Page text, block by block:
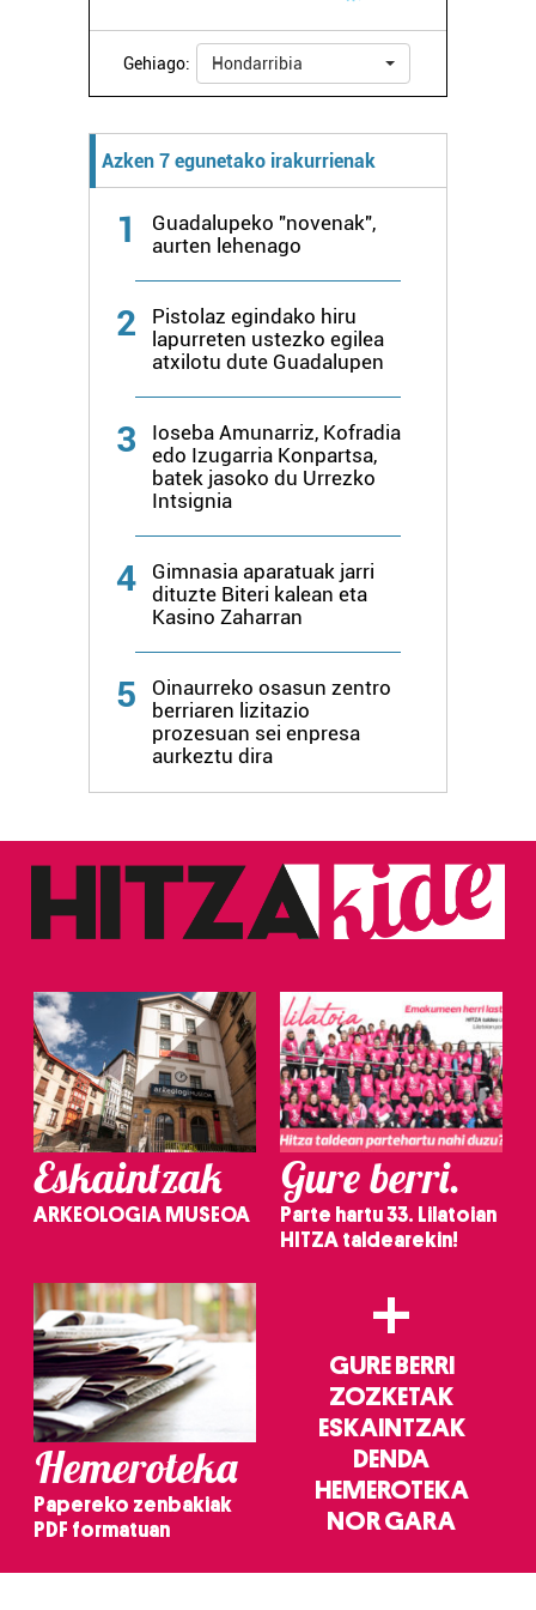
Gehiago: Hondarribia
Azken 7 egunetako irakurrienak
1
Guadalupeko "novenak",
aurten lehenago
2
Pistolaz egindako hiru
lapurreten ustezko egilea
atxilotu dute Guadalupen
3
Ioseba Amunarriz, Kofradia
edo Izugarria Konpartsa,
batek jasoko du Urrezko
Intsignia
4
Gimnasia aparatuak jarri
dituzte Biteri kalean eta
Kasino Zaharran
5
Oinaurreko osasun zentro
berriaren lizitazio
prozesuan sei enpresa
aurkeztu dira
Eskaintzak
ARKEOLOGIA MUSEOA
Gure berri.
Parte hartu 33. Lilatoian
HITZA taldearekin!
Hemeroteka
Papereko zenbakiak
PDF formatuan
+
GURE BERRI
ZOZKETAK
ESKAINTZAK
DENDA
HEMEROTEKA
NOR GARA